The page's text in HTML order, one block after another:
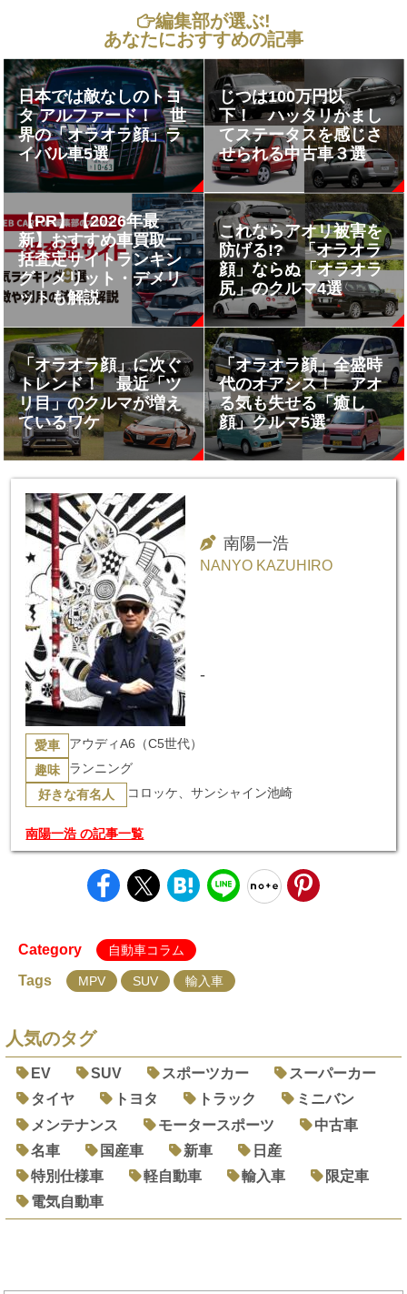
編集部が選ぶ!
あなたにおすすめの記事
日本では敵なしのトヨ
タ アルファード！ 世
界の「オラオラ顔」ラ
イバル車5選
じつは100万円以
下！ ハッタリかまし
てステータスを感じさ
せられる中古車３選
【PR】【2026年最
新】おすすめ車買取一
括査定サイトランキン
グ｜メリット・デメリ
ットも解説
これならアオリ被害を
防げる!? 「オラオラ
顔」ならぬ「オラオラ
尻」のクルマ4選
「オラオラ顔」に次ぐ
トレンド！ 最近「ツ
リ目」のクルマが増え
ているワケ
「オラオラ顔」全盛時
代のオアシス！ アオ
る気も失せる「癒し
顔」クルマ5選
南陽一浩
NANYO KAZUHIRO
-
愛車 アウディA6（C5世代）
趣味 ランニング
好きな有名人 コロッケ、サンシャイン池崎
南陽一浩 の記事一覧
Category 自動車コラム
Tags MPV SUV 輸入車
人気のタグ
EV SUV スポーツカー
スーパーカー
タイヤ
トヨタ トラック
ミニバン
メンテナンス
モータースポーツ
中古車
名車
国産車 新車
日産
特別仕様車
軽自動車 輸入車
限定車
電気自動車